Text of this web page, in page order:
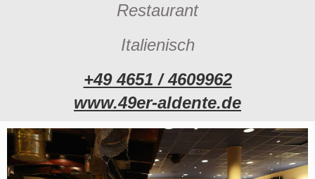
Restaurant
Italienisch
+49 4651 / 4609962
www.49er-aldente.de